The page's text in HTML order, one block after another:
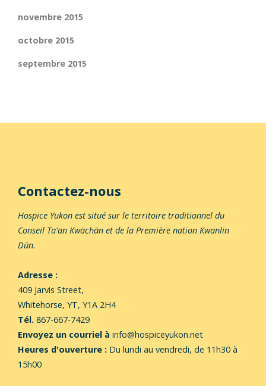
novembre 2015
octobre 2015
septembre 2015
Contactez-nous
Hospice Yukon est situé sur le territoire traditionnel du
Conseil Ta'an Kwächän et de la Première nation Kwanlin
Dün.
Adresse :
409 Jarvis Street,
Whitehorse, YT, Y1A 2H4
Tél. 867-667-7429
Envoyez un courriel à info@hospiceyukon.net
Heures d'ouverture : Du lundi au vendredi, de 11h30 à
15h00